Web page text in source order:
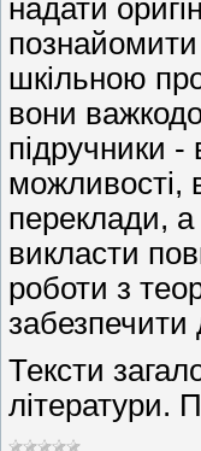
надати
шкільною
вони
підручники -
можливості,
переклади, а
викласти
роботи з
Тексти
літератури.